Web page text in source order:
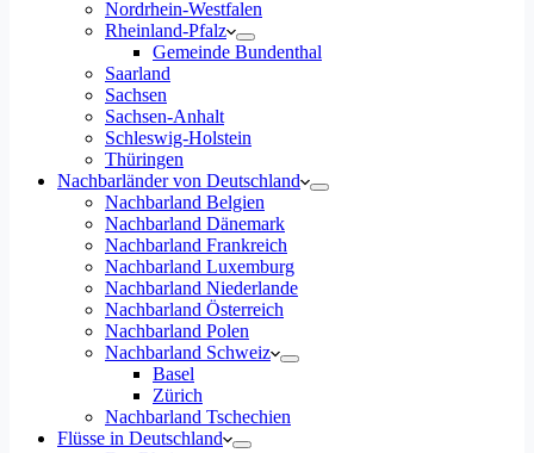
Nordrhein-Westfalen
Rheinland-Pfalz
Gemeinde Bundenthal
Saarland
Sachsen
Sachsen-Anhalt
Schleswig-Holstein
Thüringen
Nachbarländer von Deutschland
Nachbarland Belgien
Nachbarland Dänemark
Nachbarland Frankreich
Nachbarland Luxemburg
Nachbarland Niederlande
Nachbarland Österreich
Nachbarland Polen
Nachbarland Schweiz
Basel
Zürich
Nachbarland Tschechien
Flüsse in Deutschland